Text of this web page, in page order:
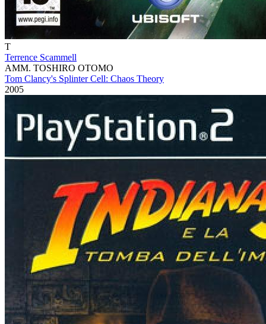
T
Terrence Scammell
AMM. TOSHIRO OTOMO
Tom Clancy's Splinter Cell: Chaos Theory
2005